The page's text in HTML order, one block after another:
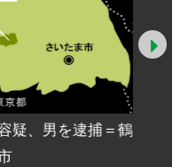
疑、男を逮捕＝鶴